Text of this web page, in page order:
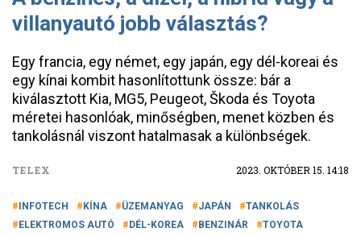
villanyautó jobb választás?
Egy francia, egy német, egy japán, egy dél-koreai és
egy kínai kombit hasonlítottunk össze: bár a
kiválasztott Kia, MG5, Peugeot, Škoda és Toyota
méretei hasonlóak, minőségben, menet közben és
tankolásnál viszont hatalmasak a különbségek.
TELEX 2023. OKTÓBER 15. 14:18
INFOTECH KÍNA ÜZEMANYAG JAPÁN
TANKOLÁS
ELEKTROMOS AUTÓ
DÉL-KOREA BENZINÁR
TOYOTA